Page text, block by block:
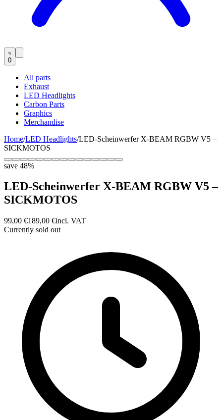
0
All parts
Exhaust
LED Headlights
Carbon Parts
Graphics
Merchandise
Home/LED Headlights/LED-Scheinwerfer X-BEAM RGBW V5 –
SICKMOTOS
save 48%
LED-Scheinwerfer X-BEAM RGBW V5 –
SICKMOTOS
99,00 €189,00 €incl. VAT
Currently sold out